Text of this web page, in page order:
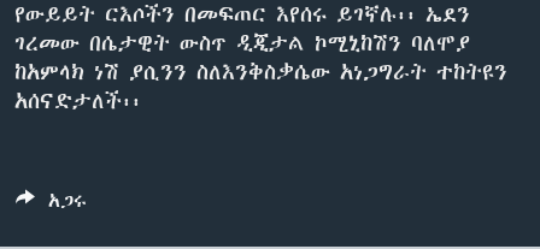
የውይይት ርእሶችን በመፍጠር እየሰሩ ይገኛሉ፡፡ ኤደን
ገረመው በሴታዊት ውስጥ ዲጂታል ኮሚኒከሽን ባለሞያ
ከአምላክ ነሽ ያሲንን ስለእንቅስቃሴው አነጋግራት ተከትዩን
አሰናድታለች፡፡
አጋሩ